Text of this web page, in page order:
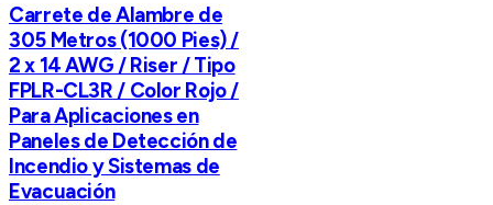
Carrete de Alambre de
305 Metros (1000 Pies) /
2 x 14 AWG / Riser / Tipo
FPLR-CL3R / Color Rojo /
Para Aplicaciones en
Paneles de Detección de
Incendio y Sistemas de
Evacuación